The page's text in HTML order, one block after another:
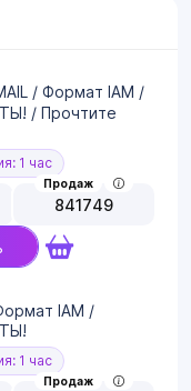
/ Формат IAM /
/ Прочтите
1 час
Продаж
841749
IAM /
1 час
Продаж